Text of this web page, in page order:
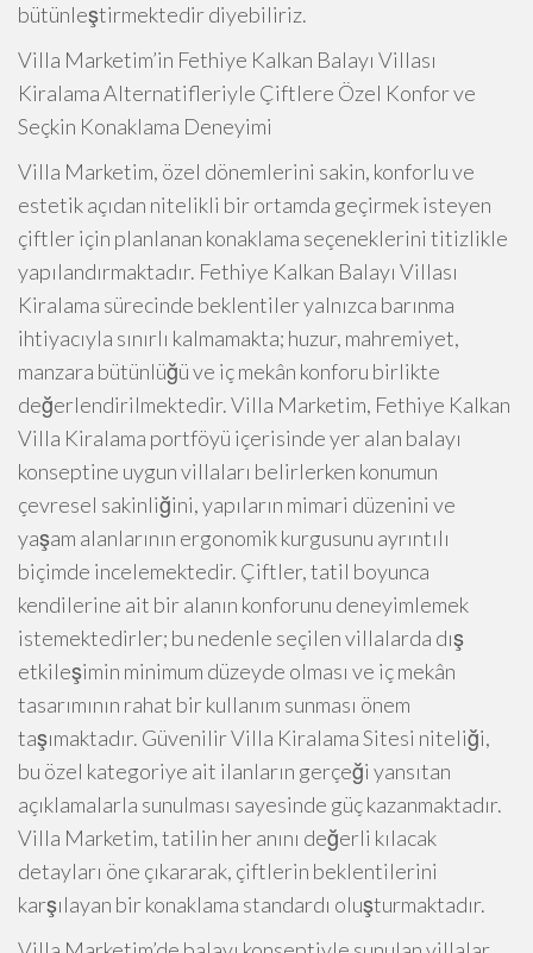
bütünleştirmektedir diyebiliriz.
Villa Marketim’in Fethiye Kalkan Balayı Villası
Kiralama Alternatifleriyle Çiftlere Özel Konfor ve
Seçkin Konaklama Deneyimi
Villa Marketim, özel dönemlerini sakin, konforlu ve
estetik açıdan nitelikli bir ortamda geçirmek isteyen
çiftler için planlanan konaklama seçeneklerini titizlikle
yapılandırmaktadır. Fethiye Kalkan Balayı Villası
Kiralama sürecinde beklentiler yalnızca barınma
ihtiyacıyla sınırlı kalmamakta; huzur, mahremiyet,
manzara bütünlüğü ve iç mekân konforu birlikte
değerlendirilmektedir. Villa Marketim, Fethiye Kalkan
Villa Kiralama portföyü içerisinde yer alan balayı
konseptine uygun villaları belirlerken konumun
çevresel sakinliğini, yapıların mimari düzenini ve
yaşam alanlarının ergonomik kurgusunu ayrıntılı
biçimde incelemektedir. Çiftler, tatil boyunca
kendilerine ait bir alanın konforunu deneyimlemek
istemektedirler; bu nedenle seçilen villalarda dış
etkileşimin minimum düzeyde olması ve iç mekân
tasarımının rahat bir kullanım sunması önem
taşımaktadır. Güvenilir Villa Kiralama Sitesi niteliği,
bu özel kategoriye ait ilanların gerçeği yansıtan
açıklamalarla sunulması sayesinde güç kazanmaktadır.
Villa Marketim, tatilin her anını değerli kılacak
detayları öne çıkararak, çiftlerin beklentilerini
karşılayan bir konaklama standardı oluşturmaktadır.